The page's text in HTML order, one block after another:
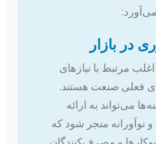
در بازار
مرتبط با نیازهای
فعلی صنعت هستند.
می‌تواند به ارائه
نوآورانه منجر شود که